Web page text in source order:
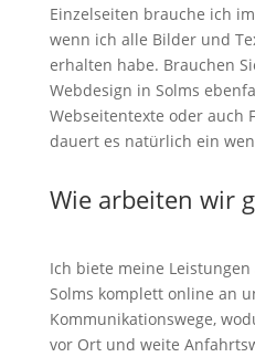
Einzelseiten brauche ich
wenn ich alle Bilder und
erhalten habe. Brauchen
Webdesign in Solms
Webseitentexte oder auch
dauert es natürlich ein
Wie arbeiten wir
Ich biete meine
Solms komplett online an
Kommunikationswege,
vor Ort und weite